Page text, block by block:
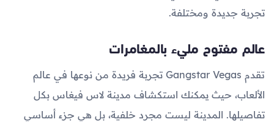
تجربة جديدة ومختلفة.
عالم مفتوح مليء بالمغامرات
تقدم Gangstar Vegas تجربة فريدة من نوعها في عالم
الألعاب، حيث يمكنك استكشاف مدينة لاس فيغاس بكل
تفاصيلها. المدينة ليست مجرد خلفية، بل هي جزء أساسي